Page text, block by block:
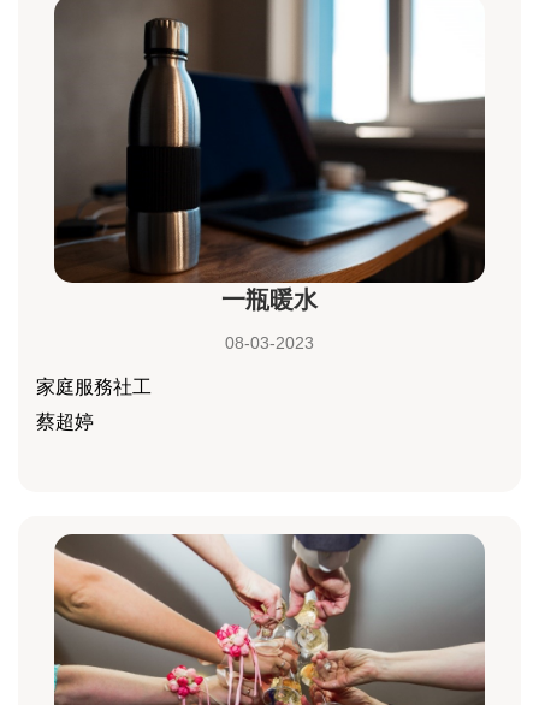
一瓶暖水
08-03-2023
家庭服務社工
蔡超婷